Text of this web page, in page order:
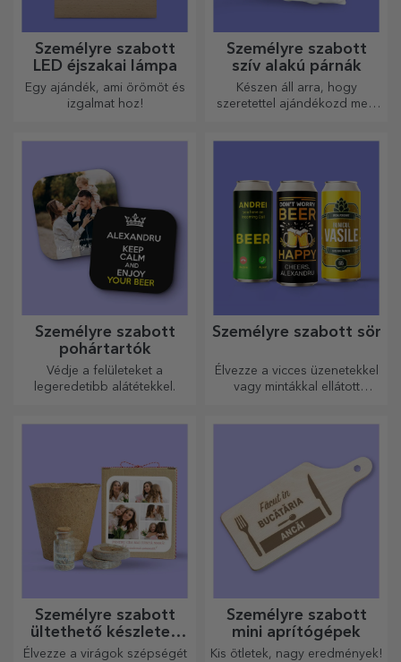
Személyre szabott
LED éjszakai lámpa
Egy ajándék, ami örömöt és
izgalmat hoz!
Személyre szabott
szív alakú párnák
Készen áll arra, hogy
szeretettel ajándékozd meg
Személyre szabott
pohártartók
Védje a felületeket a
legeredetibb alátétekkel.
Személyre szabott sör
Élvezze a vicces üzenetekkel
vagy mintákkal ellátott
Személyre szabott
ültethető készletek
ajándékba
Élvezze a virágok szépségét
Személyre szabott
mini aprítógépek
Kis ötletek, nagy eredmények!